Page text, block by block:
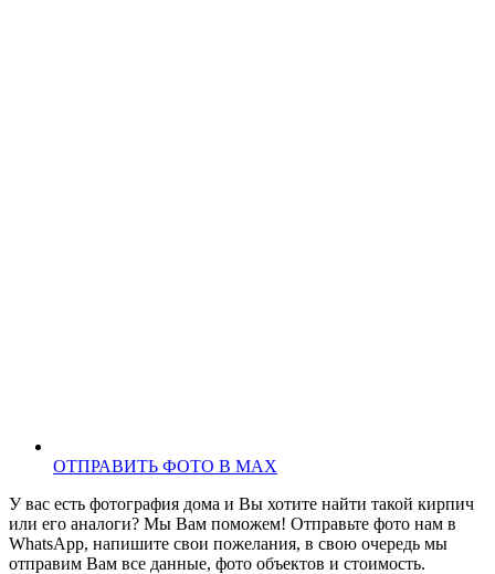
ОТПРАВИТЬ ФОТО В MAX
У вас есть фотография дома и Вы хотите найти такой кирпич
или его аналоги? Мы Вам поможем! Отправьте фото нам в
WhatsApp, напишите свои пожелания, в свою очередь мы
отправим Вам все данные, фото объектов и стоимость.